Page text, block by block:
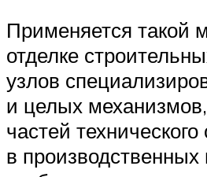
Применяется такой
отделке
узлов
и целых
частей
в